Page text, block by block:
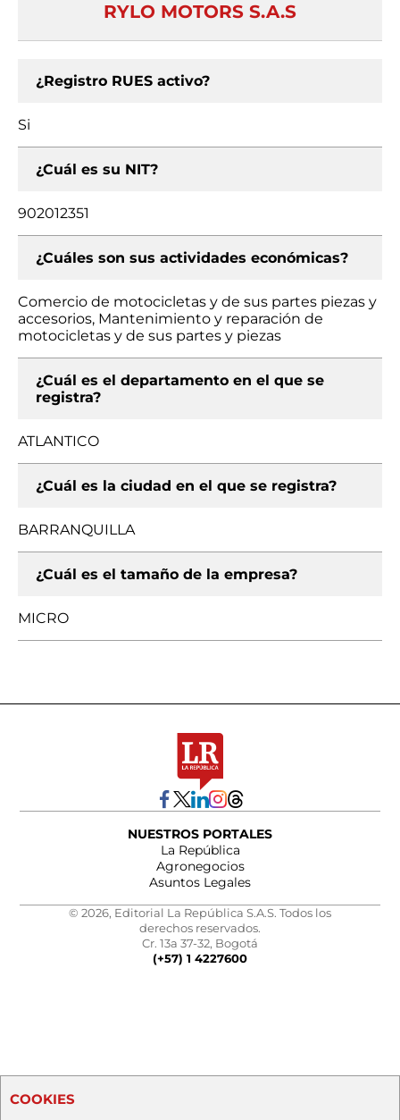
RYLO MOTORS S.A.S
¿Registro RUES activo?
Si
¿Cuál es su NIT?
902012351
¿Cuáles son sus actividades económicas?
Comercio de motocicletas y de sus partes piezas y
accesorios, Mantenimiento y reparación de
motocicletas y de sus partes y piezas
¿Cuál es el departamento en el que se
registra?
ATLANTICO
¿Cuál es la ciudad en el que se registra?
BARRANQUILLA
¿Cuál es el tamaño de la empresa?
MICRO
NUESTROS PORTALES
La República
Agronegocios
Asuntos Legales
© 2026, Editorial La República S.A.S. Todos los
derechos reservados.
Cr. 13a 37-32, Bogotá
(+57) 1 4227600
COOKIES